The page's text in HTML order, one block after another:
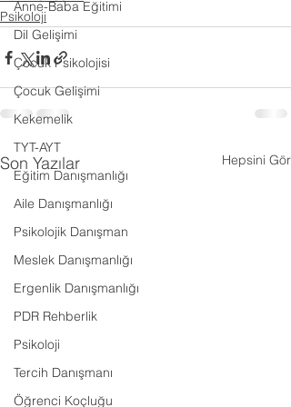
Anne-Baba Eğitimi
Dil Gelişimi
Çocuk Psikolojisi
Çocuk Gelişimi
Kekemelik
TYT-AYT
Eğitim Danışmanlığı
Aile Danışmanlığı
Psikolojik Danışman
Meslek Danışmanlığı
Ergenlik Danışmanlığı
PDR Rehberlik
Psikoloji
Tercih Danışmanı
Öğrenci Koçluğu
Psikoloji
Son Yazılar Hepsini Gör